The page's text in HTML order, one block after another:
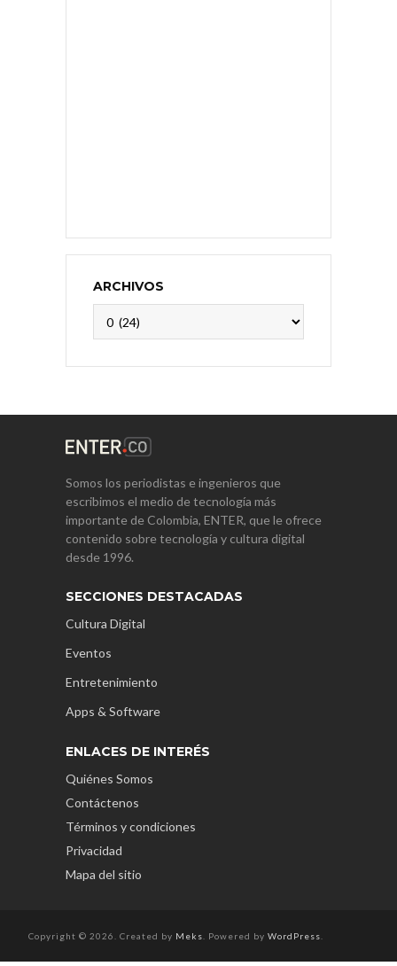
ARCHIVOS
Somos los periodistas e ingenieros que
escribimos el medio de tecnología más
importante de Colombia, ENTER, que le ofrece
contenido sobre tecnología y cultura digital
desde 1996.
SECCIONES DESTACADAS
Cultura Digital
Eventos
Entretenimiento
Apps & Software
ENLACES DE INTERÉS
Quiénes Somos
Contáctenos
Términos y condiciones
Privacidad
Mapa del sitio
Copyright © 2026. Created by Meks . Powered by WordPress